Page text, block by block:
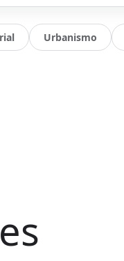
Urbanismo